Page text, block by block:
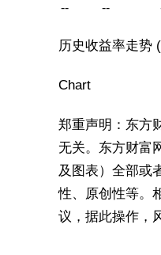
--
--
历史收益率走势
Chart
郑重声明：东方
无关。东方财富
及图表）全部或
性、原创性等。
议，据此操作，